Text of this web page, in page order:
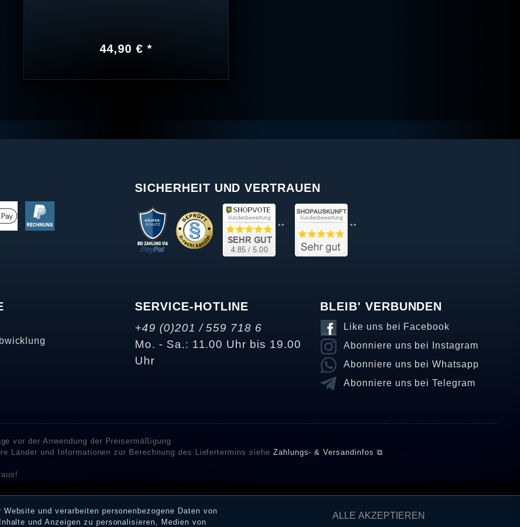
44,90 € *
SICHERHEIT UND VERTRAUEN
** **
SERVICE-HOTLINE
+49 (0)201 / 559 718 6
Mo. - Sa.: 11.00 Uhr bis 19.00
Uhr
BLEIB' VERBUNDEN
Like uns bei Facebook
Abonniere uns bei Instagram
Abonniere uns bei Whatsapp
Abonniere uns bei Telegram
vor der Anwendung der Preisermäßigung
Länder und Informationen zur Berechnung des Liefertermins siehe Zahlungs- & Versandinfos ⧉
SHOPVOTE und SHOPAUSKUNFT Bewertungen. SHOPVOTE setzt automatische und manuelle Maßnahmen ein, um
auf SHOPVOTE finden Sie hier. ⧉
Veröffentlichung nicht stattgefunden. Die Bewertungen könnten von Verbrauchern stammen, die die Ware oder
und verarbeiten personenbezogene Daten von
und Anzeigen zu personalisieren, Medien von
ALLE AKZEPTIEREN